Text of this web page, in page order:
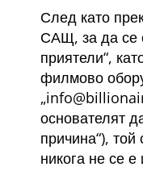
След като
САЩ, за да се
приятели ,
филмово
основателят
причина ), той
никога не се е